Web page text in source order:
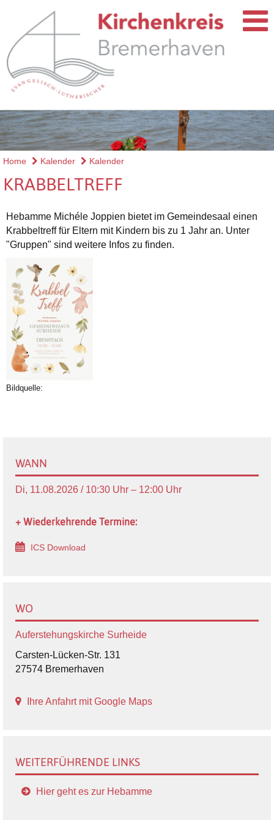
Home Kalender Kalender
KRABBELTREFF
Hebamme Michéle Joppien bietet im Gemeindesaal einen
Krabbeltreff für Eltern mit Kindern bis zu 1 Jahr an. Unter
"Gruppen" sind weitere Infos zu finden.
Bildquelle:
WANN
Di, 11.08.2026 / 10:30 Uhr – 12:00 Uhr
+ Wiederkehrende Termine:
ICS Download
WO
Auferstehungskirche Surheide
Carsten-Lücken-Str. 131
27574 Bremerhaven
Ihre Anfahrt mit Google Maps
WEITERFÜHRENDE LINKS
Hier geht es zur Hebamme